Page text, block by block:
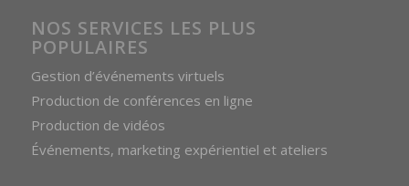
NOS SERVICES LES PLUS
POPULAIRES
Gestion d’événements virtuels
Production de conférences en ligne
Production de vidéos
Événements, marketing expérientiel et ateliers